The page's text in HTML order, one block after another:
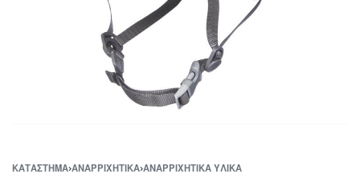
ΚΑΤΆΣΤΗΜΑ›ΑΝΑΡΡΙΧΗΤΙΚΑ›ΑΝΑΡΡΙΧΗΤΙΚΑ ΥΛΙΚΑ